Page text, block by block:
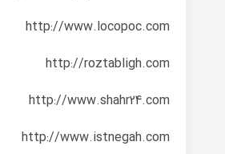
http://www.locopoc.com
http://roztabligh.com
http://www.shahr24.com
http://www.istnegah.com